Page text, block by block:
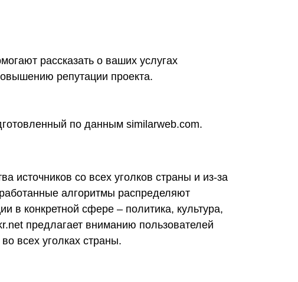
рассказать о ваших услугах
репутации проекта.
по данным similarweb.com.
источников со всех уголков страны и из-за
алгоритмы распределяют
в конкретной сфере – политика, культура,
предлагает вниманию пользователей
всех уголках страны.